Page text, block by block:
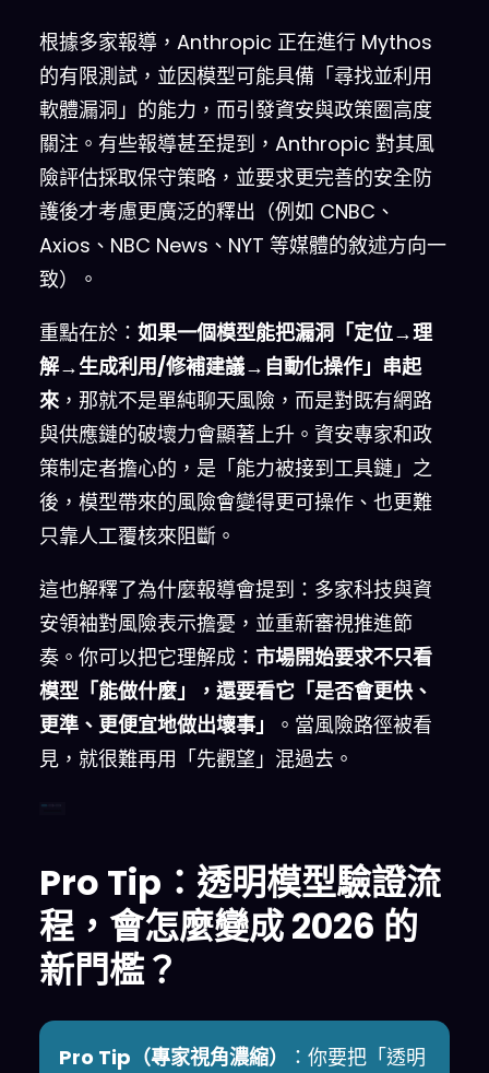
根據多家報導，Anthropic 正在進行 Mythos
的有限測試，並因模型可能具備「尋找並利用
軟體漏洞」的能力，而引發資安與政策圈高度
關注。有些報導甚至提到，Anthropic 對其風
險評估採取保守策略，並要求更完善的安全防
護後才考慮更廣泛的釋出（例如 CNBC、
Axios、NBC News、NYT 等媒體的敘述方向一
致）。
重點在於： 如果一個模型能把漏洞「定位→理
解→生成利用/修補建議→自動化操作」串起
來，那就不是單純聊天風險，而是對既有網路
與供應鏈的破壞力會顯著上升。資安專家和政
策制定者擔心的，是「能力被接到工具鏈」之
後，模型帶來的風險會變得更可操作、也更難
只靠人工覆核來阻斷。
這也解釋了為什麼報導會提到：多家科技與資
安領袖對風險表示擔憂，並重新審視推進節
奏。你可以把它理解成： 市場開始要求不只看
模型「能做什麼」，還要看它「是否會更快、
更準、更便宜地做出壞事」
。當風險路徑被看
見，就很難再用「先觀望」混過去。
Pro Tip：透明模型驗證流
程，會怎麼變成 2026 的
新門檻？
Pro Tip（專家視角濃縮）
：你要把「透明